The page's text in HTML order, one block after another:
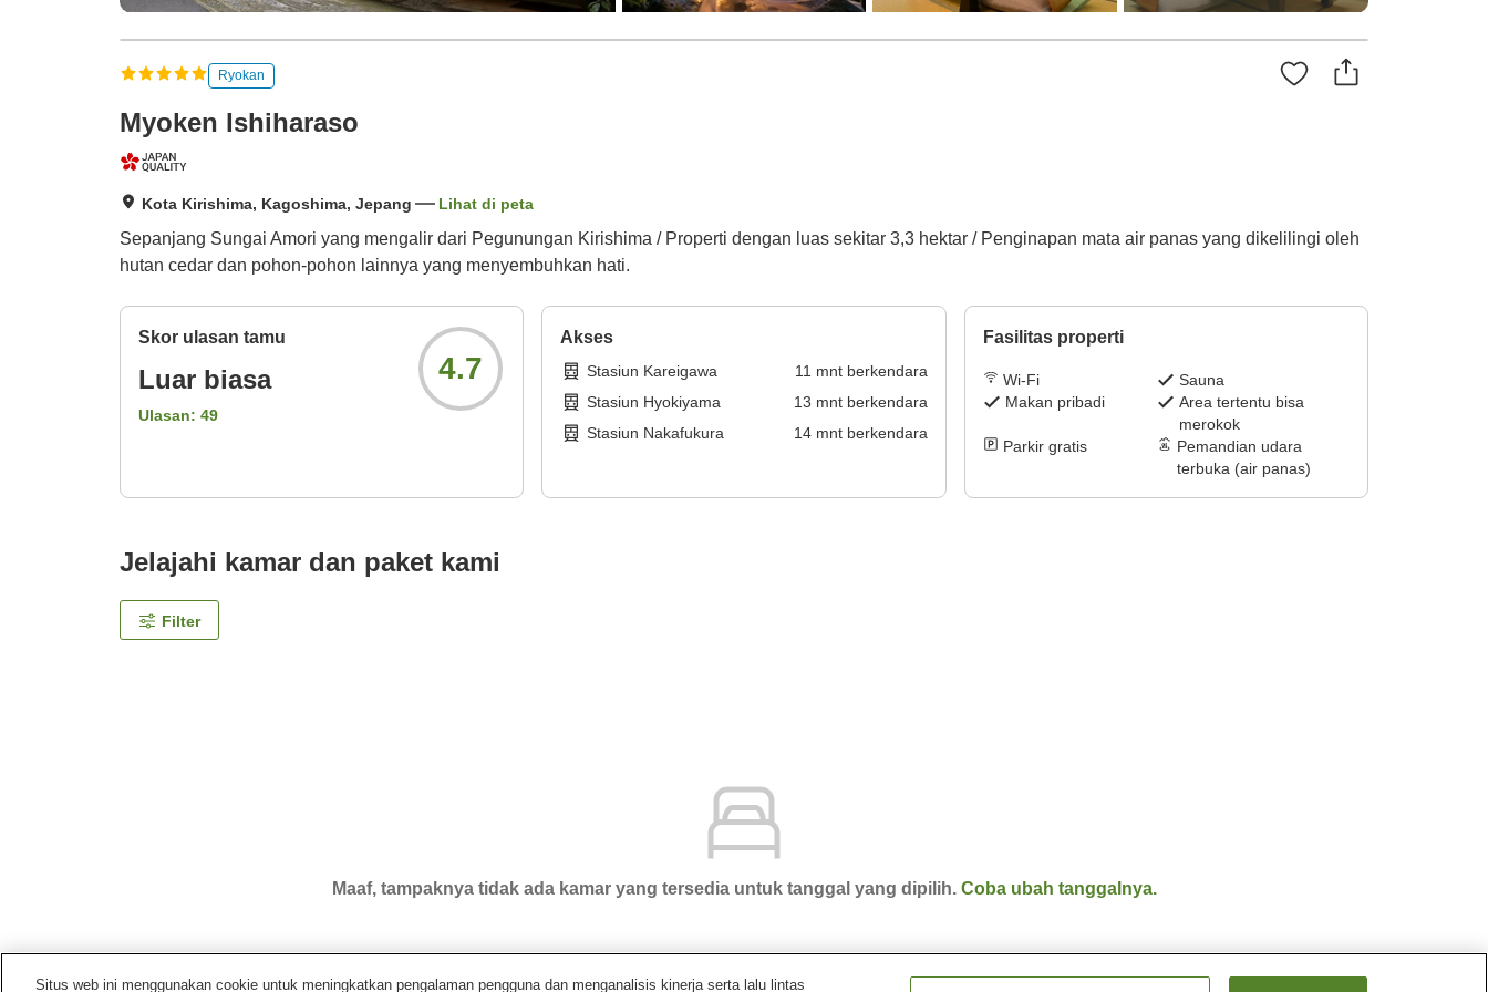
Ryokan
Myoken Ishiharaso
Kota Kirishima, Kagoshima, Jepang Lihat di peta
Sepanjang Sungai Amori yang mengalir dari Pegunungan Kirishima / Properti dengan luas sekitar 3,3 hektar / Penginapan mata air panas yang dikelilingi oleh
hutan cedar dan pohon-pohon lainnya yang menyembuhkan hati.
Skor ulasan tamu
Luar biasa
Ulasan: 49
4.7
Akses
Stasiun Kareigawa 11 mnt berkendara
Stasiun Hyokiyama
13 mnt berkendara
Stasiun Nakafukura
14mnt berkendara
Fasilitas properti
Wi-Fi
Sauna
Makan pribadi
Area tertentu bisa
merokok
Parkir gratis
Pemandian udara
terbuka (air panas)
Jelajahi kamar dan paket kami
Filter
Maaf, tampaknya tidak ada kamar yang tersedia untuk tanggal yang dipilih. Coba ubah tanggalnya.
Situs web ini menggunakan cookie untuk meningkatkan pengalaman pengguna dan menganalisis kinerja serta lalu lintas